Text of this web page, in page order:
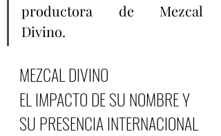
productora de Mezcal
Divino.
MEZCAL DIVINO
EL IMPACTO DE SU NOMBRE Y
SU PRESENCIA INTERNACIONAL